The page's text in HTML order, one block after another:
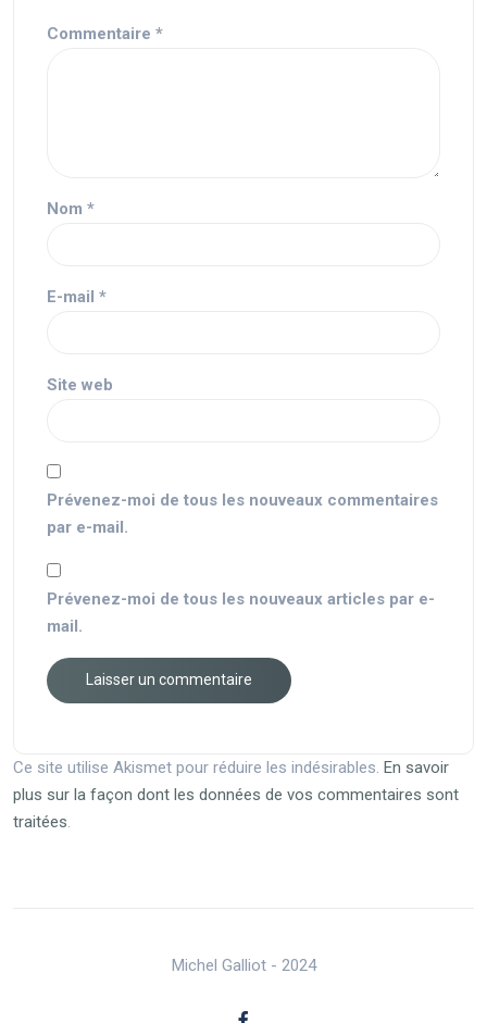
Commentaire *
Nom *
E-mail *
Site web
Prévenez-moi de tous les nouveaux commentaires
par e-mail.
Prévenez-moi de tous les nouveaux articles par e-
mail.
Ce site utilise Akismet pour réduire les indésirables. En savoir
plus sur la façon dont les données de vos commentaires sont
traitées.
Michel Galliot - 2024